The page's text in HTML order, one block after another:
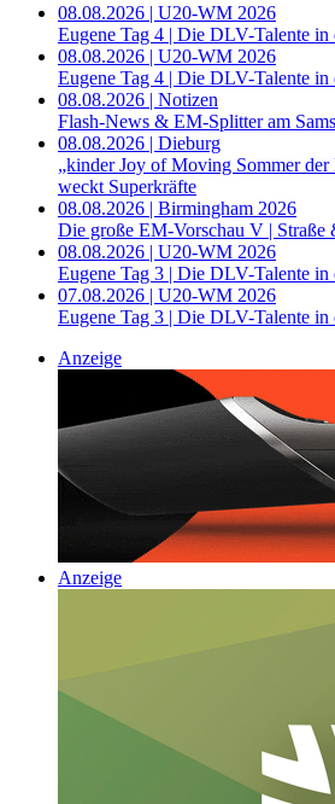
08.08.2026 | U20-WM 2026
Eugene Tag 4 | Die DLV-Talente in
08.08.2026 | U20-WM 2026
Eugene Tag 4 | Die DLV-Talente in
08.08.2026 | Notizen
Flash-News & EM-Splitter am
08.08.2026 | Dieburg
„kinder Joy of Moving Sommer
weckt Superkräfte
08.08.2026 | Birmingham 2026
Die große EM-Vorschau V | Straße
08.08.2026 | U20-WM 2026
Eugene Tag 3 | Die DLV-Talente in
07.08.2026 | U20-WM 2026
Eugene Tag 3 | Die DLV-Talente in
Anzeige
Anzeige